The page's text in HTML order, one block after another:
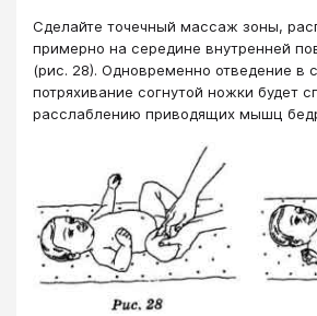
Сделайте точечный массаж зоны,
примерно на середине внутренней
(рис. 28). Одновременно отведение в
потряхивание согнутой ножки будет
расслаблению приводящих мышц